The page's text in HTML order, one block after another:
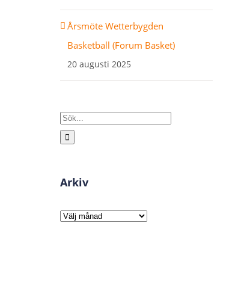
Årsmöte Wetterbygden
Basketball (Forum Basket)
20 augusti 2025
Sök
efter:
Arkiv
Arkiv